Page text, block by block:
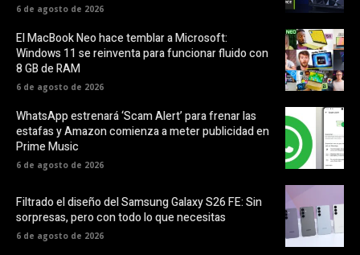
6 de agosto de 2026
El MacBook Neo hace temblar a Microsoft:
Windows 11 se reinventa para funcionar fluido con
8 GB de RAM
6 de agosto de 2026
WhatsApp estrenará ‘Scam Alert’ para frenar las
estafas y Amazon comienza a meter publicidad en
Prime Music
6 de agosto de 2026
Filtrado el diseño del Samsung Galaxy S26 FE: Sin
sorpresas, pero con todo lo que necesitas
6 de agosto de 2026